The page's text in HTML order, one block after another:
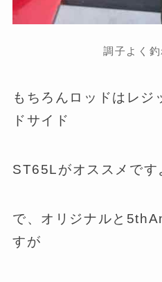
調子よく釣
もちろんロッドはレジ
ドサイド
ST65Lがオススメです
で、オリジナルと
すが